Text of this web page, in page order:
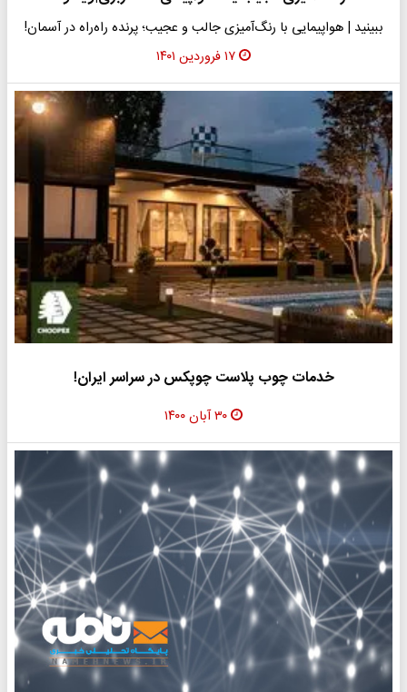
ببینید | هواپیمایی با رنگ‌آمیزی جالب و عجیب؛ پرنده راه‌راه در آسمان!
۱۷ فروردین ۱۴۰۱
خدمات چوب پلاست چوپکس در سراسر ایران!
۳۰ آبان ۱۴۰۰